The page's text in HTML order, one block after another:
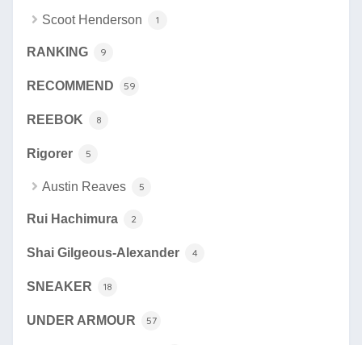
Scoot Henderson 1
RANKING 9
RECOMMEND 59
REEBOK 8
Rigorer 5
Austin Reaves 5
Rui Hachimura 2
Shai Gilgeous-Alexander 4
SNEAKER 18
UNDER ARMOUR 57